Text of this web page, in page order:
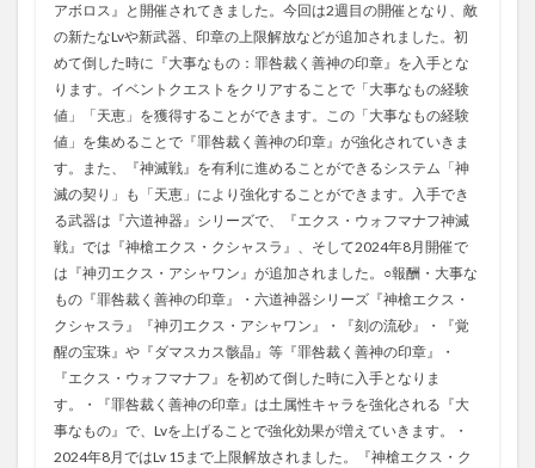
アボロス』と開催されてきました。今回は2週目の開催となり、敵
の新たなLvや新武器、印章の上限解放などが追加されました。初
めて倒した時に『大事なもの：罪咎裁く善神の印章』を入手とな
ります。イベントクエストをクリアすることで「大事なもの経験
値」「天恵」を獲得することができます。この「大事なもの経験
値」を集めることで『罪咎裁く善神の印章』が強化されていきま
す。また、『神滅戦』を有利に進めることができるシステム「神
滅の契り」も「天恵」により強化することができます。入手でき
る武器は『六道神器』シリーズで、『エクス・ウォフマナフ神滅
戦』では『神槍エクス・クシャスラ』、そして2024年8月開催で
は『神刃エクス・アシャワン』が追加されました。○報酬・大事な
もの『罪咎裁く善神の印章』・六道神器シリーズ『神槍エクス・
クシャスラ』『神刃エクス・アシャワン』・『刻の流砂』・『覚
醒の宝珠』や『ダマスカス骸晶』等『罪咎裁く善神の印章』・
『エクス・ウォフマナフ』を初めて倒した時に入手となりま
す。・『罪咎裁く善神の印章』は土属性キャラを強化される『大
事なもの』で、Lvを上げることで強化効果が増えていきます。・
2024年8月ではLv 15まで上限解放されました。『神槍エクス・ク